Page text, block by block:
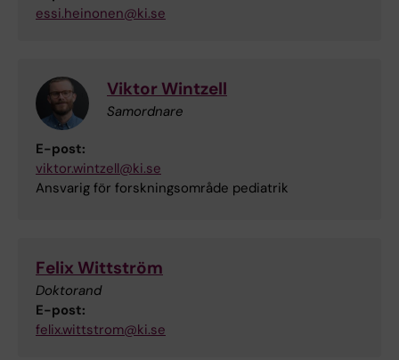
essi.heinonen@ki.se
Viktor Wintzell
Samordnare
E-post:
viktor.wintzell@ki.se
Ansvarig för forskningsområde pediatrik
Felix Wittström
Doktorand
E-post:
felix.wittstrom@ki.se